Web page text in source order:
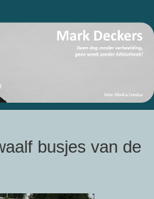
busjes van de